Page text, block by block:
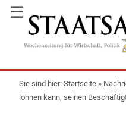
☰
Startseite »
lohnen kann, seinen